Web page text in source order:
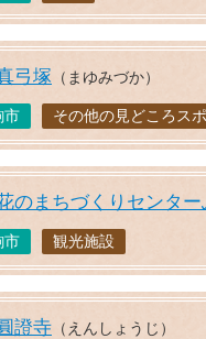
弓塚 （まゆみづか）
市 その他の見どころス
のまちづくりセンタ
市 観光施設
證寺 （えんしょうじ）